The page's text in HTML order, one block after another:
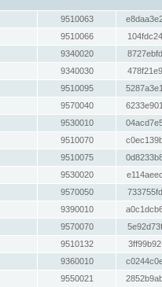
9510063
9510066
9340020
9340030
9510095
9570040
9530010
9510070
9510075
9530020
9570050
9390010
9570070
9510132
9360010
9550021